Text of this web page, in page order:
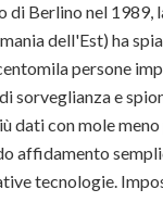
di Berlino nel 1989,
dell'Est) ha
persone
sorveglianza e
dati con mole meno
affidamento
tecnologie.